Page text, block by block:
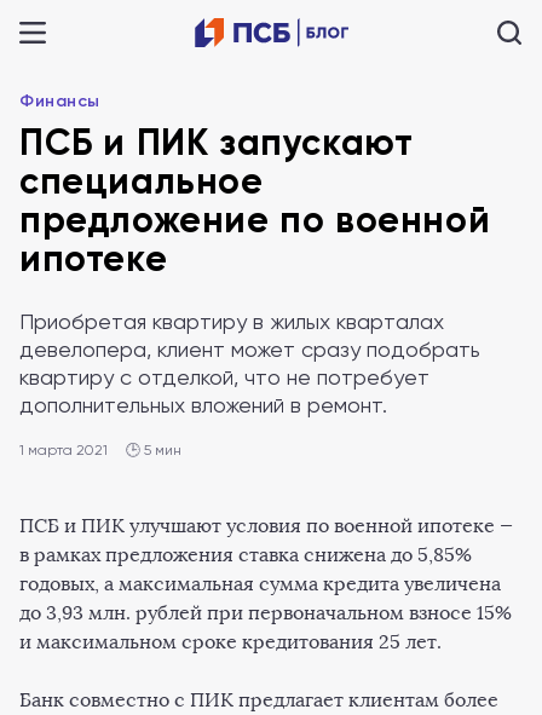
Финансы
ПСБ и ПИК запускают
специальное
предложение по военной
ипотеке
Приобретая квартиру в жилых кварталах
девелопера, клиент может сразу подобрать
квартиру с отделкой, что не потребует
дополнительных вложений в ремонт.
1 марта 2021 🕒 5 мин
ПСБ и ПИК улучшают условия по военной ипотеке —
в рамках предложения ставка снижена до 5,85%
годовых, а максимальная сумма кредита увеличена
до 3,93 млн. рублей при первоначальном взносе 15%
и максимальном сроке кредитования 25 лет.
Банк совместно с ПИК предлагает клиентам более